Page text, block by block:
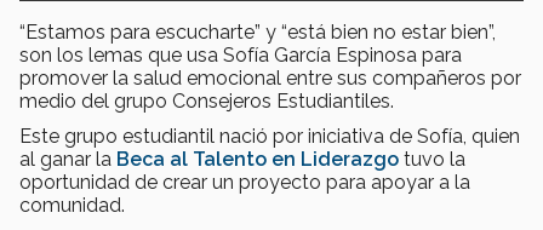
“Estamos para escucharte” y “está bien no estar bien”,
son los lemas que usa Sofía García Espinosa para
promover la salud emocional entre sus compañeros por
medio del grupo Consejeros Estudiantiles.
Este grupo estudiantil nació por iniciativa de Sofía, quien
al ganar la Beca al Talento en Liderazgo tuvo la
oportunidad de crear un proyecto para apoyar a la
comunidad.